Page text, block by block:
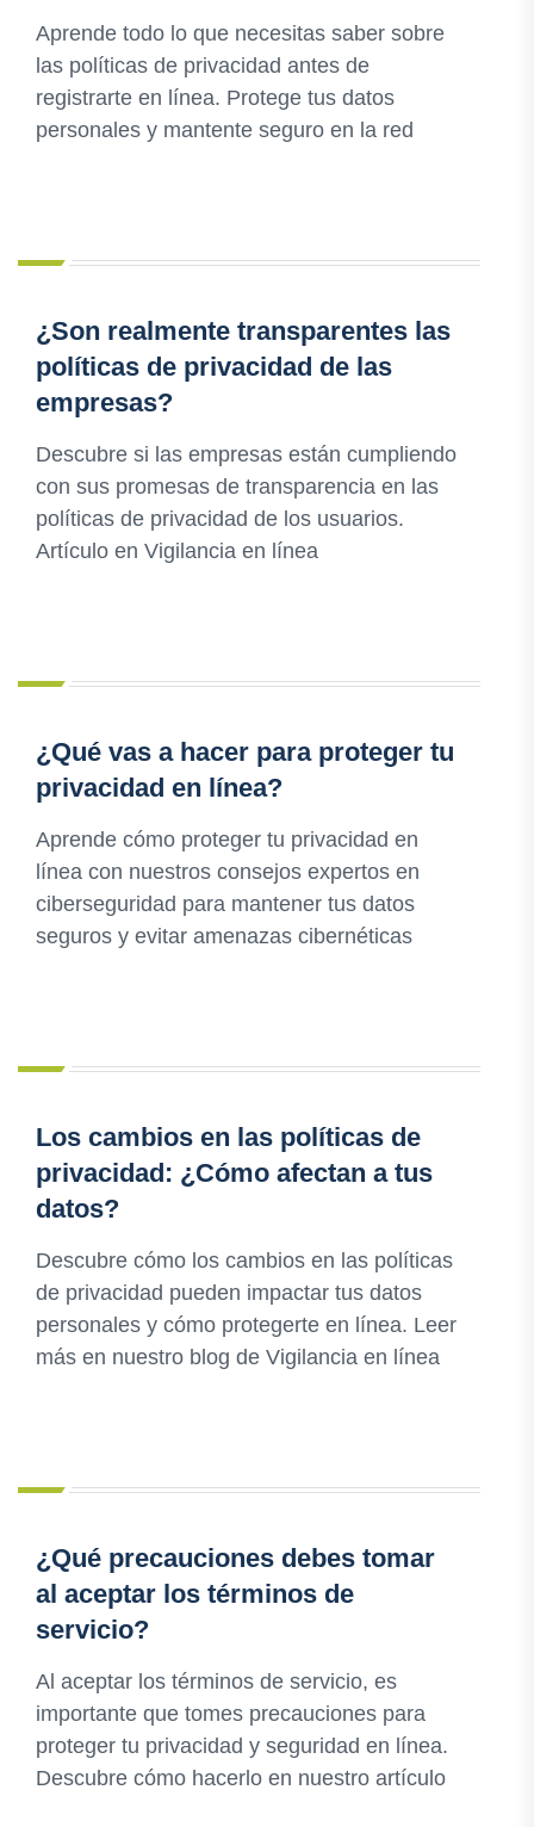
Aprende todo lo que necesitas saber sobre
las políticas de privacidad antes de
registrarte en línea. Protege tus datos
personales y mantente seguro en la red
¿Son realmente transparentes las
políticas de privacidad de las
empresas?
Descubre si las empresas están cumpliendo
con sus promesas de transparencia en las
políticas de privacidad de los usuarios.
Artículo en Vigilancia en línea
¿Qué vas a hacer para proteger tu
privacidad en línea?
Aprende cómo proteger tu privacidad en
línea con nuestros consejos expertos en
ciberseguridad para mantener tus datos
seguros y evitar amenazas cibernéticas
Los cambios en las políticas de
privacidad: ¿Cómo afectan a tus
datos?
Descubre cómo los cambios en las políticas
de privacidad pueden impactar tus datos
personales y cómo protegerte en línea. Leer
más en nuestro blog de Vigilancia en línea
¿Qué precauciones debes tomar
al aceptar los términos de
servicio?
Al aceptar los términos de servicio, es
importante que tomes precauciones para
proteger tu privacidad y seguridad en línea.
Descubre cómo hacerlo en nuestro artículo